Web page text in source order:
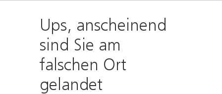
Ups, anscheinend
sind Sie am
falschen Ort
gelandet